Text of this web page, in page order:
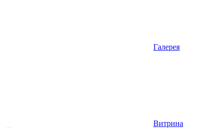
Галерея
Витрина